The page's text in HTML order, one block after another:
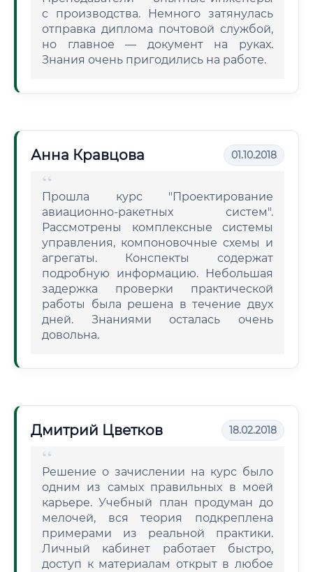
с производства. Немного затянулась
отправка диплома почтовой службой,
но главное — документ на руках.
Знания очень пригодились на работе.
Анна Кравцова 01.10.2018
Прошла курс "Проектирование
авиационно-ракетных систем".
Рассмотрены комплексные системы
управления, компоновочные схемы и
агрегаты. Конспекты содержат
подробную информацию. Небольшая
задержка проверки практической
работы была решена в течение двух
дней. Знаниями осталась очень
довольна.
Дмитрий Цветков 18.02.2018
Решение о зачислении на курс было
одним из самых правильных в моей
карьере. Учебный план продуман до
мелочей, вся теория подкреплена
примерами из реальной практики.
Личный кабинет работает быстро,
доступ к материалам открыт в любое